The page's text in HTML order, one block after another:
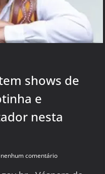
shows de
e
nesta
nenhum comentário